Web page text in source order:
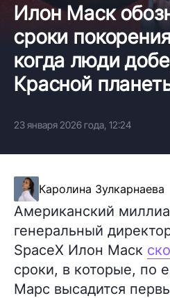
Илон Маск
сроки
когда люди
Красной
23 января 2026 года, 12:24
Каролина Зулкарнаева
Американский
генеральный
SpaceX Илон Маск
сроки, в которые, по
Марс высадится